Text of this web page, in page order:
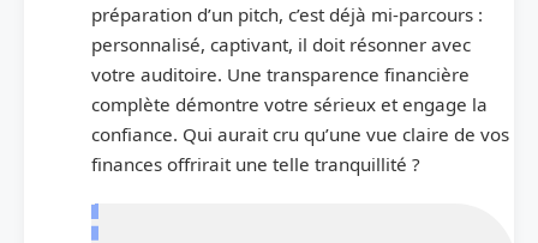
préparation d’un pitch, c’est déjà mi-parcours :
personnalisé, captivant, il doit résonner avec
votre auditoire. Une transparence financière
complète démontre votre sérieux et engage la
confiance. Qui aurait cru qu’une vue claire de vos
finances offrirait une telle tranquillité ?